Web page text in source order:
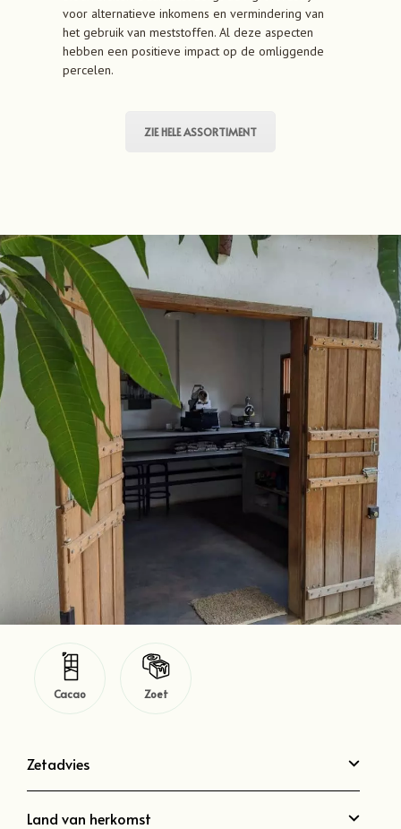
voor alternatieve inkomens en vermindering van
het gebruik van meststoffen. Al deze aspecten
hebben een positieve impact op de omliggende
percelen.
ZIE HELE ASSORTIMENT
Cacao Zoet
Zetadvies
Land van herkomst